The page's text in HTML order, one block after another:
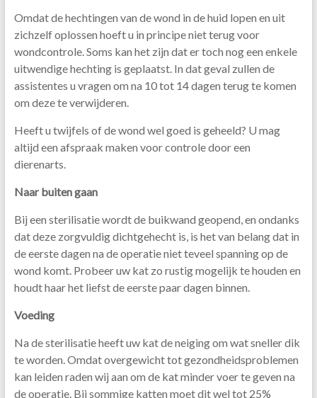
Omdat de hechtingen van de wond in de huid lopen en uit
zichzelf oplossen hoeft u in principe niet terug voor
wondcontrole. Soms kan het zijn dat er toch nog een enkele
uitwendige hechting is geplaatst. In dat geval zullen de
assistentes u vragen om na 10 tot 14 dagen terug te komen
om deze te verwijderen.
Heeft u twijfels of de wond wel goed is geheeld? U mag
altijd een afspraak maken voor controle door een
dierenarts.
Naar buiten gaan
Bij een sterilisatie wordt de buikwand geopend, en ondanks
dat deze zorgvuldig dichtgehecht is, is het van belang dat in
de eerste dagen na de operatie niet teveel spanning op de
wond komt. Probeer uw kat zo rustig mogelijk te houden en
houdt haar het liefst de eerste paar dagen binnen.
Voeding
Na de sterilisatie heeft uw kat de neiging om wat sneller dik
te worden. Omdat overgewicht tot gezondheidsproblemen
kan leiden raden wij aan om de kat minder voer te geven na
de operatie. Bij sommige katten moet dit wel tot 25%